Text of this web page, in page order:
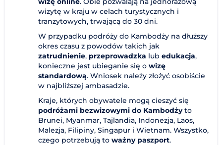
wizytę w kraju w celach turystycznych i
tranzytowych, trwającą do 30 dni.
W przypadku podróży do Kambodży na dłuższy
okres czasu z powodów takich jak
zatrudnienie, przeprowadzka lub edukacja,
konieczne jest ubieganie się o wizę
standardową. Wniosek należy złożyć osobiście
w najbliższej ambasadzie.
Kraje, których obywatele mogą cieszyć się
podróżami bezwizowymi do Kambodżyto
Brunei, Myanmar, Tajlandia, Indonezja, Laos,
Malezja, Filipiny, Singapur i Wietnam. Wszystko,
czego potrzebują to ważny paszport.